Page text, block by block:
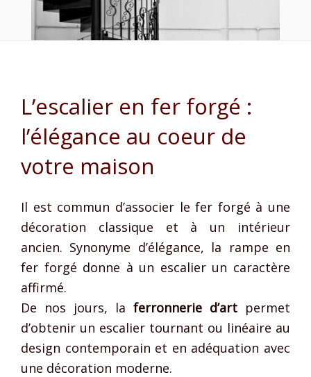
L’escalier en fer forgé :
l’élégance au coeur de
votre maison
Il est commun d’associer le fer forgé à une
décoration classique et à un intérieur
ancien. Synonyme d’élégance, la rampe en
fer forgé donne à un escalier un caractère
affirmé.
De nos jours, la ferronnerie d’art permet
d’obtenir un escalier tournant ou linéaire au
design contemporain et en adéquation avec
une décoration moderne.